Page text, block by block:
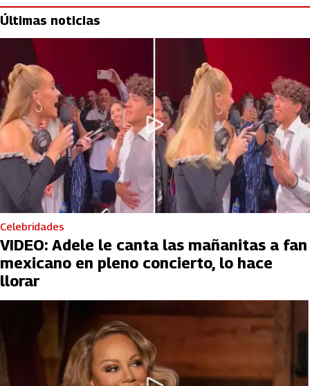
Últimas noticias
Celebridades
VIDEO: Adele le canta las mañanitas a fan
mexicano en pleno concierto, lo hace
llorar